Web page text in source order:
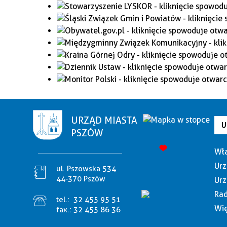
URZĄD MIASTA
PSZÓW
ul. Pszowska 534
44-370 Pszów
tel.: 32 455 95 51
fax.: 32 455 86 36